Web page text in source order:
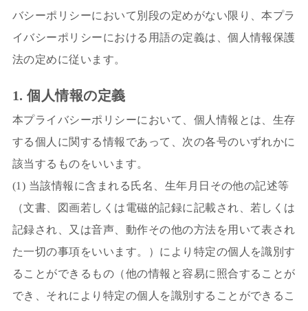
バシーポリシーにおいて別段の定めがない限り、本プラ
イバシーポリシーにおける用語の定義は、個人情報保護
法の定めに従います。
1. 個人情報の定義
本プライバシーポリシーにおいて、個人情報とは、生存
する個人に関する情報であって、次の各号のいずれかに
該当するものをいいます。
(1) 当該情報に含まれる氏名、生年月日その他の記述等
（文書、図画若しくは電磁的記録に記載され、若しくは
記録され、又は音声、動作その他の方法を用いて表され
た一切の事項をいいます。）により特定の個人を識別す
ることができるもの（他の情報と容易に照合することが
でき、それにより特定の個人を識別することができるこ